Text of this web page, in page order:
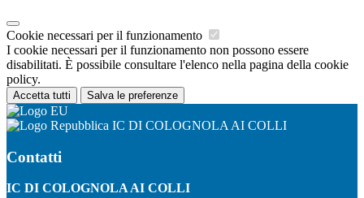
Cookie necessari per il funzionamento
I cookie necessari per il funzionamento non possono essere
disabilitati. È possibile consultare l'elenco nella pagina della cookie
policy.
Accetta tutti Salva le preferenze
IC DI COLOGNOLA AI COLLI
Contatti
IC DI COLOGNOLA AI COLLI